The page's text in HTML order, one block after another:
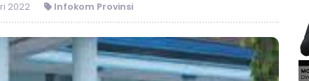
2022 Infokom Provinsi